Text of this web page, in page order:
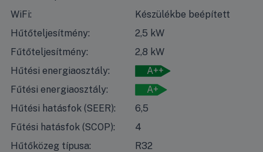
WiFi:
Készülékbe beépített
Hűtőteljesítmény:
2,5 kW
Fűtőteljesítmény:
2,8 kW
Hűtési energiaosztály:
A++
Fűtési energiaosztály:
A+
Hűtési hatásfok (SEER):
6,5
Fűtési hatásfok (SCOP):
4
Hűtőközeg típusa:
R32